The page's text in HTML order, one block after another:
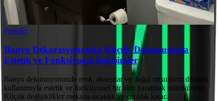
Popüler
Banyo Dekorasyonunda Küçük Dokunuşlarla
Estetik ve Fonksiyonel Değişimler
Banyo dekorasyonunda renk, aksesuar ve doğal unsurların dengeli
kullanımıyla estetik ve fonksiyonel bir alan yaratmak mümkündür.
Küçük değişiklikler mekana sıcaklık ve canlılık katar.